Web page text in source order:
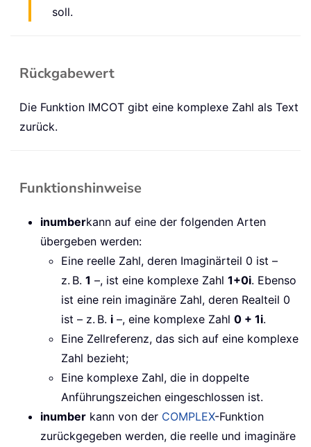
soll.
Rückgabewert
Die Funktion IMCOT gibt eine komplexe Zahl als Text
zurück.
Funktionshinweise
inumberkann auf eine der folgenden Arten
übergeben werden:
Eine reelle Zahl, deren Imaginärteil 0 ist –
z. B. 1 –, ist eine komplexe Zahl 1+0i. Ebenso
ist eine rein imaginäre Zahl, deren Realteil 0
ist – z. B. i –, eine komplexe Zahl 0 + 1i.
Eine Zellreferenz, das sich auf eine komplexe
Zahl bezieht;
Eine komplexe Zahl, die in doppelte
Anführungszeichen eingeschlossen ist.
inumber kann von der COMPLEX-Funktion
zurückgegeben werden, die reelle und imaginäre